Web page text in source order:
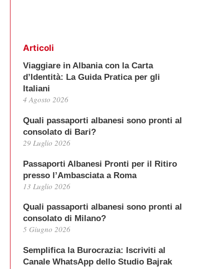
Articoli
Viaggiare in Albania con la Carta
d’Identità: La Guida Pratica per gli
Italiani
4 Agosto 2026
Quali passaporti albanesi sono pronti al
consolato di Bari?
29 Luglio 2026
Passaporti Albanesi Pronti per il Ritiro
presso l’Ambasciata a Roma
13 Luglio 2026
Quali passaporti albanesi sono pronti al
consolato di Milano?
5 Giugno 2026
Semplifica la Burocrazia: Iscriviti al
Canale WhatsApp dello Studio Bajrak